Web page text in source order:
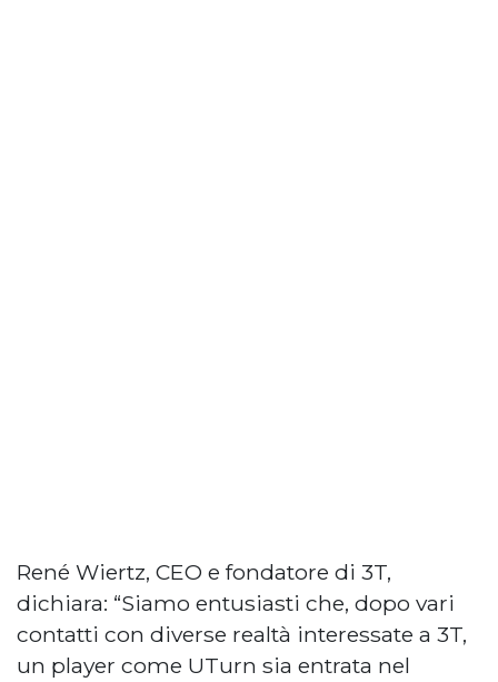
René Wiertz, CEO e fondatore di 3T,
dichiara: “Siamo entusiasti che, dopo vari
contatti con diverse realtà interessate a 3T,
un player come UTurn sia entrata nel